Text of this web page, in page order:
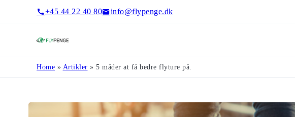
+45 44 22 40 80 info@flypenge.dk
Home » Artikler » 5 måder at få bedre flyture på.